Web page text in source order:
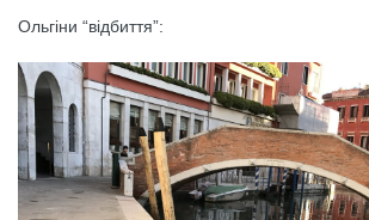
Ольгіни “відбиття”: